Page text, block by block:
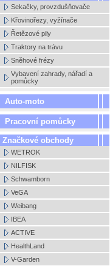
Sekačky, provzdušňovače
Křovinořezy, vyžínače
Řetězové pily
Traktory na trávu
Sněhové frézy
Vybavení zahrady, nářadí a
pomůcky
Auto-moto
Pracovní pomůcky
Značkové obchody
WETROK
NILFISK
Schwamborn
VeGA
Weibang
IBEA
ACTIVE
HealthLand
V-Garden